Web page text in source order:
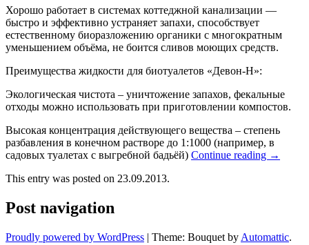
Хорошо работает в системах коттеджной канализации —
быстро и эффективно устраняет запахи, способствует
естественному биоразложению органики с многократным
уменьшением объёма, не боится сливов моющих средств.
Преимущества жидкости для биотуалетов «Девон-Н»:
Экологическая чистота – уничтожение запахов, фекальные
отходы можно использовать при приготовлении компостов.
Высокая концентрация действующего вещества – степень
разбавления в конечном растворе до 1:1000 (например, в
садовых туалетах с выгребной бадьёй) Continue reading →
This entry was posted on 23.09.2013.
Post navigation
Proudly powered by WordPress | Theme: Bouquet by Automattic.